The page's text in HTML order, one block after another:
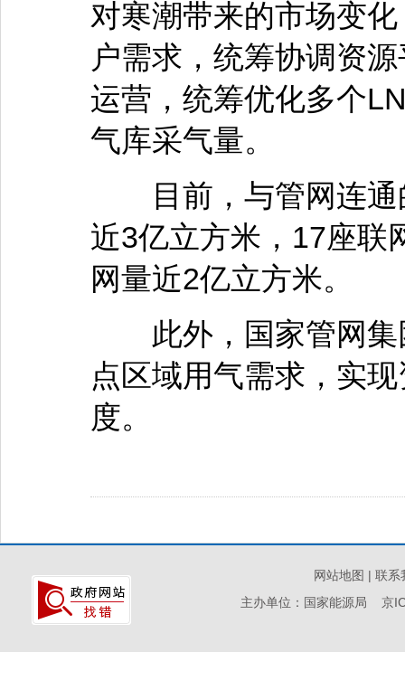
对寒潮带来的市场变
户需求，统筹协调资
运营，统筹优化多个
气库采气量。
目前，与管网连通
近3亿立方米，17座联
网量近2亿立方米。
此外，国家管网集
点区域用气需求，实
度。